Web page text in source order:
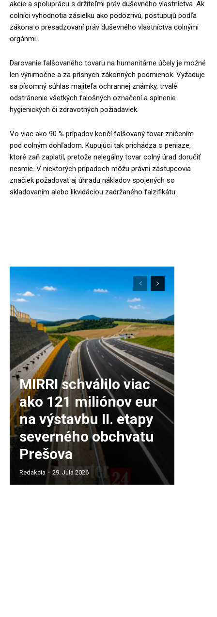
akcie a spoluprácu s držiteľmi práv duševného vlastníctva. Ak
colníci vyhodnotia zásielku ako podozrivú, postupujú podľa
zákona o presadzovaní práv duševného vlastníctva colnými
orgánmi.
Darovanie falšovaného tovaru na humanitárne účely je možné
len výnimočne a za prísnych zákonných podmienok. Vyžaduje
sa písomný súhlas majiteľa ochrannej známky, trvalé
odstránenie všetkých falošných označení a splnenie
hygienických či zdravotných požiadaviek.
Vo viac ako 90 % prípadov končí falšovaný tovar zničením
pod colným dohľadom. Kupujúci tak prichádza o peniaze,
ktoré zaň zaplatil, pretože nelegálny tovar colný úrad doručiť
nesmie. V niektorých prípadoch môžu právni zástupcovia
značiek požadovať aj úhradu nákladov spojených so
skladovaním alebo likvidáciou zadržaného falzifikátu.
MIRRI schválilo viac
ako 121 miliónov eur
na výstavbu II. etapy
severného obchvatu
Prešova
Redakcia - 29. Júla 2026